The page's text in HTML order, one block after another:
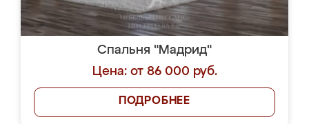
Спальня "Мадрид"
Цена: от 86 000 руб.
ПОДРОБНЕЕ